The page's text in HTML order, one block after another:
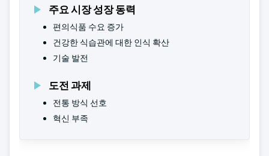
주요 시장 성장 동력
편의식품 수요 증가
건강한 식습관에 대한 인식 확산
기술 발전
도전 과제
전통 방식 선호
혁신 부족